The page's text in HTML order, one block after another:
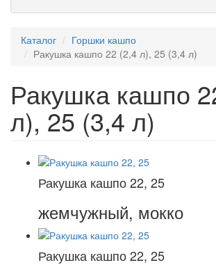
Каталог
Горшки кашпо
Ракушка кашпо 22 (2,4 л), 25 (3,4 л)
Ракушка кашпо
л), 25 (3,4 л)
Ракушка кашпо 22, 25
жемчужный, мокко
Ракушка кашпо 22, 25